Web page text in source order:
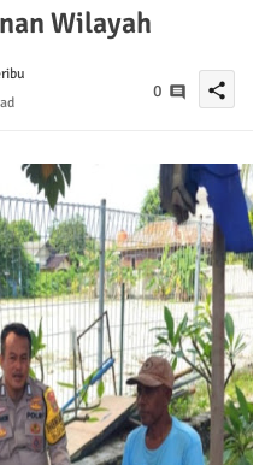
Wilayah
0 share